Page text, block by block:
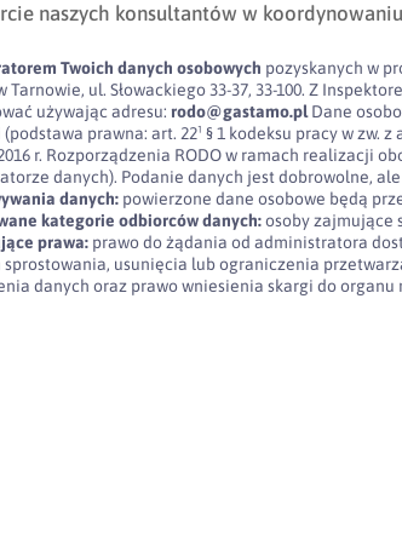
naszych konsultantów w
Twoich danych osobowych pozyskanych w
Tarnowie, ul. Słowackiego 33-37, 33-100. Z
używając adresu:rodo@gastamo.plDane
prawna: art. 22¹ § 1 kodeksu pracy w zw.
r. Rozporządzenia RODO w ramach realizacji
danych). Podanie danych jest dobrowolne,
danych: powierzone dane osobowe będą
kategorie odbiorców danych:osoby zajmujące
prawa: prawo do żądania od administratora
sprostowania, usunięcia lub ograniczenia
danych oraz prawo wniesienia skargi do organu